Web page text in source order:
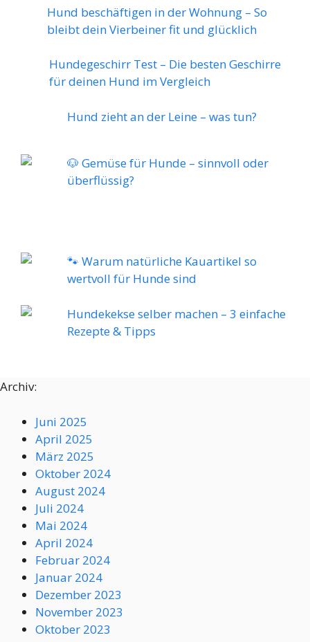
Hund beschäftigen in der Wohnung – So
bleibt dein Vierbeiner fit und glücklich
Hundegeschirr Test – Die besten Geschirre
für deinen Hund im Vergleich
Hund zieht an der Leine – was tun?
🐶 Gemüse für Hunde – sinnvoll oder
überflüssig?
🐾 Warum natürliche Kauartikel so
wertvoll für Hunde sind
Hundekekse selber machen – 3 einfache
Rezepte & Tipps
Archiv:
Juni 2025
April 2025
März 2025
Oktober 2024
August 2024
Juli 2024
Mai 2024
April 2024
Februar 2024
Januar 2024
Dezember 2023
November 2023
Oktober 2023